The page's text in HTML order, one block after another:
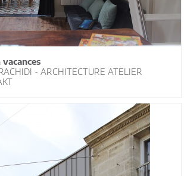
vacances
- ARCHITECTURE ATELIER